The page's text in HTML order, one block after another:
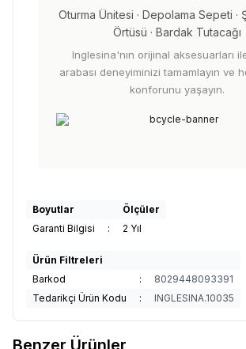
Oturma Ünitesi · Depolama Sepeti ·
Örtüsü · Bardak Tutacağı
Inglesina'nın orijinal aksesuarları
arabası deneyiminizi tamamlayın ve
konforunu yaşayın.
Boyutlar
Ölçüler
Garanti Bilgisi
: 2 Yıl
Ürün Filtreleri
Barkod
:
8029448093391
Tedarikçi Ürün Kodu
: INGLESINA.10035